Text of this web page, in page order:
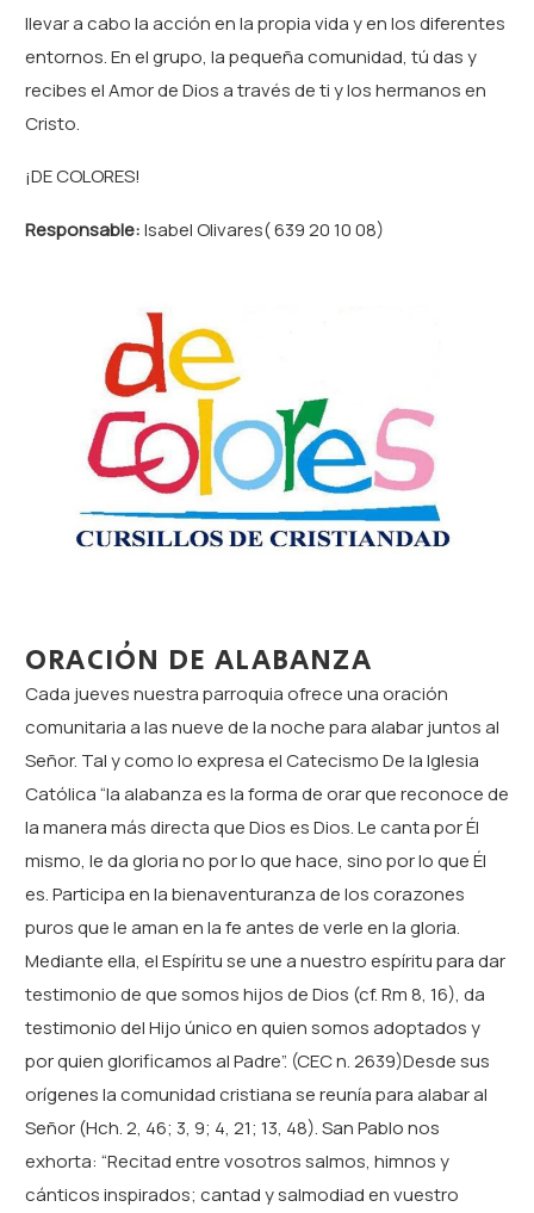
llevar a cabo la acción en la propia vida y en los diferentes
entornos. En el grupo, la pequeña comunidad, tú das y
recibes el Amor de Dios a través de ti y los hermanos en
Cristo.
¡DE COLORES!
Responsable:Isabel Olivares( 639 20 10 08)
ORACIÓN DE ALABANZA
Cada jueves nuestra parroquia ofrece una oración
comunitaria a las nueve de la noche para alabar juntos al
Señor. Tal y como lo expresa el Catecismo De la Iglesia
Católica “la alabanza es la forma de orar que reconoce de
la manera más directa que Dios es Dios. Le canta por Él
mismo, le da gloria no por lo que hace, sino por lo que Él
es. Participa en la bienaventuranza de los corazones
puros que le aman en la fe antes de verle en la gloria.
Mediante ella, el Espíritu se une a nuestro espíritu para dar
testimonio de que somos hijos de Dios (cf. Rm 8, 16), da
testimonio del Hijo único en quien somos adoptados y
por quien glorificamos al Padre”. (CEC n. 2639)Desde sus
orígenes la comunidad cristiana se reunía para alabar al
Señor (Hch. 2, 46; 3, 9; 4, 21; 13, 48). San Pablo nos
exhorta: “Recitad entre vosotros salmos, himnos y
cánticos inspirados; cantad y salmodiad en vuestro